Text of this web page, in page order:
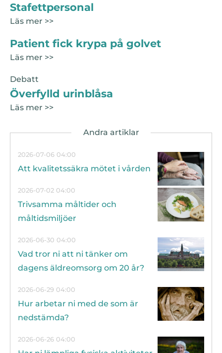
Stafettpersonal
Läs mer >>
Patient fick krypa på golvet
Läs mer >>
Debatt
Överfylld urinblåsa
Läs mer >>
2026-07-06 04:00
Att kvalitetssäkra mötet i vården
2026-07-02 04:00
Trivsamma måltider och
måltidsmiljöer
2026-06-30 04:00
Vad tror ni att ni tänker om
dagens äldreomsorg om 20 år?
2026-06-29 04:00
Hur arbetar ni med de som är
nedstämda?
2026-06-26 04:00